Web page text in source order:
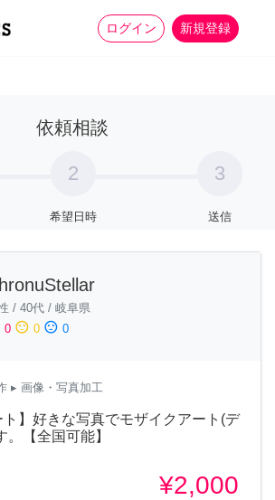
ログイン 新規登録
家事 more_horiz
依頼相談
2
希望日時
3
送信
/ 40代 / 岐阜県
0 sentiment_neutral 0 sentiment_dissatisfied 0
▸ 画像・写真加工
ト】好きな写真でモザイクアート(デ
。【全国可能】
¥2,000